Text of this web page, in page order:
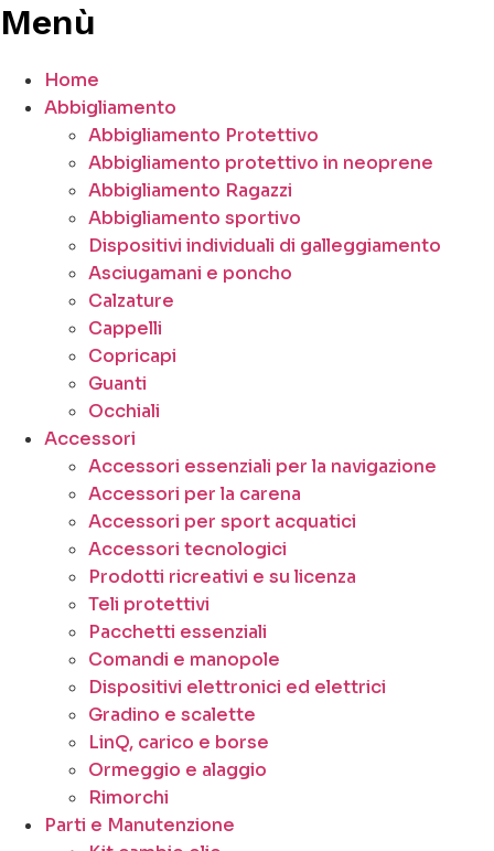
Menù
Home
Abbigliamento
Abbigliamento Protettivo
Abbigliamento protettivo in neoprene
Abbigliamento Ragazzi
Abbigliamento sportivo
Dispositivi individuali di galleggiamento
Asciugamani e poncho
Calzature
Cappelli
Copricapi
Guanti
Occhiali
Accessori
Accessori essenziali per la navigazione
Accessori per la carena
Accessori per sport acquatici
Accessori tecnologici
Prodotti ricreativi e su licenza
Teli protettivi
Pacchetti essenziali
Comandi e manopole
Dispositivi elettronici ed elettrici
Gradino e scalette
LinQ, carico e borse
Ormeggio e alaggio
Rimorchi
Parti e Manutenzione